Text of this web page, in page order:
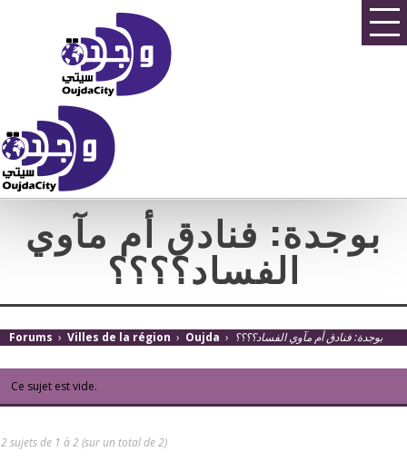
بوجدة: فنادق أم مآوي
الفساد؟؟؟؟
Forums › Villes de la région › Oujda › بوجدة: فنادق أم مآوي الفساد؟؟؟؟
Ce sujet est vide.
2 sujets de 1 à 2 (sur un total de 2)